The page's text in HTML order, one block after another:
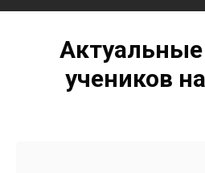
учеников